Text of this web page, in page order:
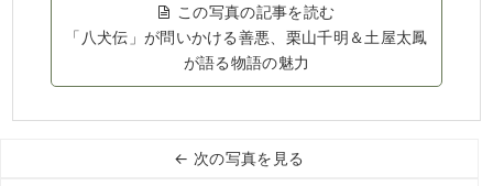
この写真の記事を読む
「八犬伝」が問いかける善悪、栗山千明＆土屋太鳳
が語る物語の魅力
← 次の写真を見る